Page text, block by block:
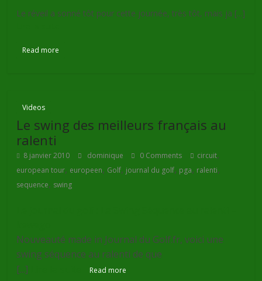
Le réveil a sonné tôt pour cette journée, très tôt, mais ja [...]
Read more
Videos
Le swing des meilleurs français au
ralenti
8 janvier 2010 dominique 0 Comments circuit,
european tour, europeen, Golf, journal du golf, pga, ralenti,
sequence, swing
Nouveauté made in Journal du Golf.fr, voici une
swing séquence au ralenti de que
[...]
Read more